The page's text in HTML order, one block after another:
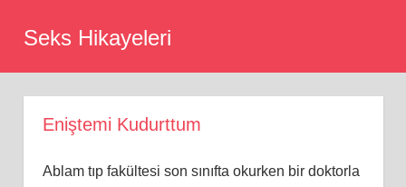
Seks Hikayeleri
Eniştemi Kudurttum
Ablam tıp fakültesi son sınıfta okurken bir doktorla